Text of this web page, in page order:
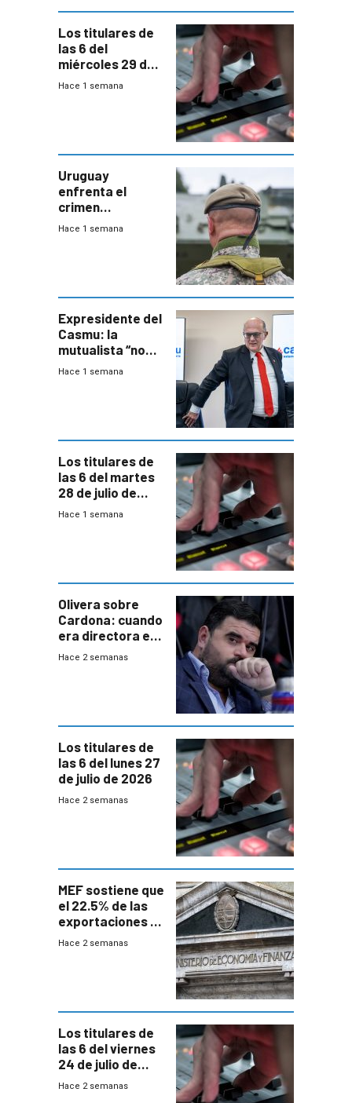
Los titulares de
las 6 del
miércoles 29 de
julio de 2026
Hace 1 semana
Uruguay
enfrenta el
crimen
organizado con
seguridad
Hace 1 semana
Expresidente del
Casmu: la
mutualista “no
está para pagar”
Hace 1 semana
Los titulares de
las 6 del martes
28 de julio de
2026
Hace 1 semana
Olivera sobre
Cardona: cuando
era directora en
UTE “no era muy
Hace 2 semanas
Los titulares de
las 6 del lunes 27
de julio de 2026
Hace 2 semanas
MEF sostiene que
el 22.5% de las
exportaciones a
EE.UU se verán
Hace 2 semanas
Los titulares de
las 6 del viernes
24 de julio de
2026
Hace 2 semanas